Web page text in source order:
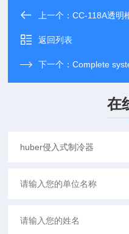
上一个：CC-118A透明
返回列表
下一个：Complete
在